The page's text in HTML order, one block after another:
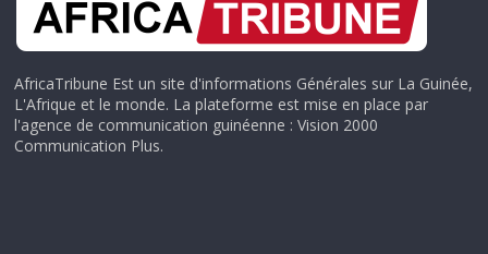
AfricaTribune Est un site d'informations Générales sur La Guinée,
L'Afrique et le monde. La plateforme est mise en place par
l'agence de communication guinéenne : Vision 2000
Communication Plus.